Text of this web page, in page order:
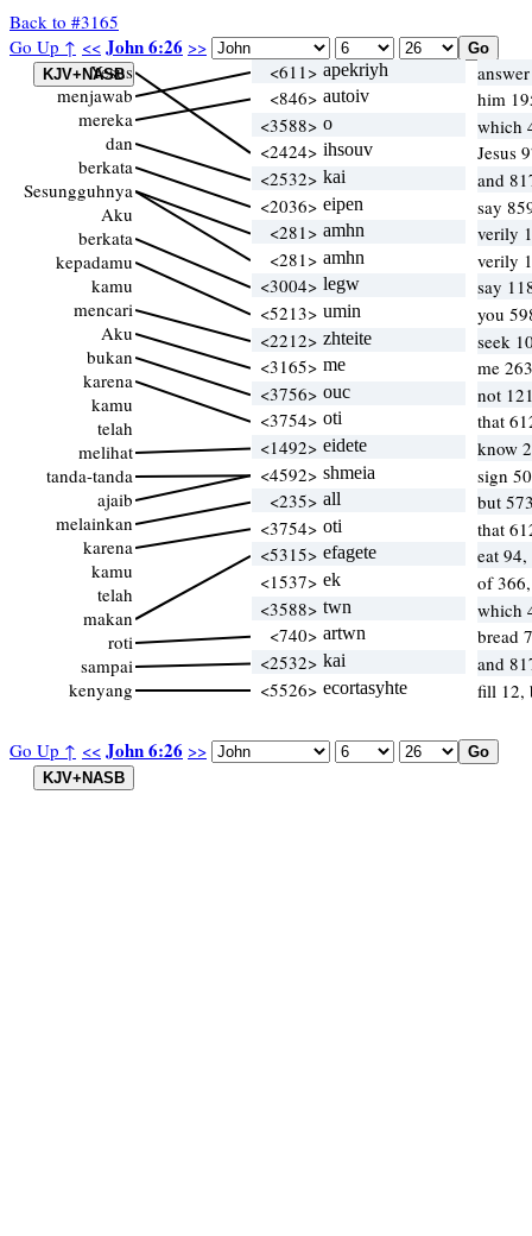
Back to #3165
Go Up ↑ << John 6:26 >>
Go Up ↑ << John 6:26 >>
Yesus
menjawab
mereka
dan
berkata
Sesungguhnya
Aku
berkata
kepadamu
kamu
mencari
Aku
bukan
karena
kamu
telah
melihat
tanda-tanda
ajaib
melainkan
karena
kamu
telah
makan
roti
sampai
kenyang
<611> apekriyh
<846> autoiv
him
<3588> o
which
<2424> ihsouv
Jesus
<2532> kai
and
<2036> eipen
say
<281> amhn
verily
<281> amhn
verily
<3004> legw
say
<5213> umin
you
<2212> zhteite
seek
<3165> me
me
<3756> ouc
not
<3754> oti
that
<1492> eidete
know
<4592> shmeia
sign
<235> all
but
<3754> oti
that
<5315> efagete
eat
<1537> ek
of
<3588> twn
which
<740> artwn
bread
<2532> kai
and
<5526> ecortasyhte fill 12,